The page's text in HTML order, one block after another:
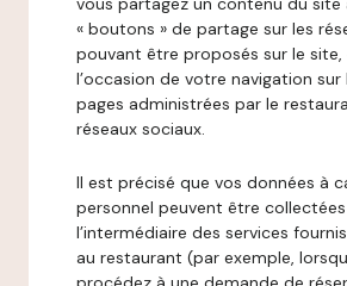
« boutons » de partage sur les
pouvant être proposés sur le site,
l’occasion de votre navigation sur
pages administrées par le
réseaux sociaux.
Il est précisé que vos données à
personnel peuvent être
l’intermédiaire des services
au restaurant (par exemple,